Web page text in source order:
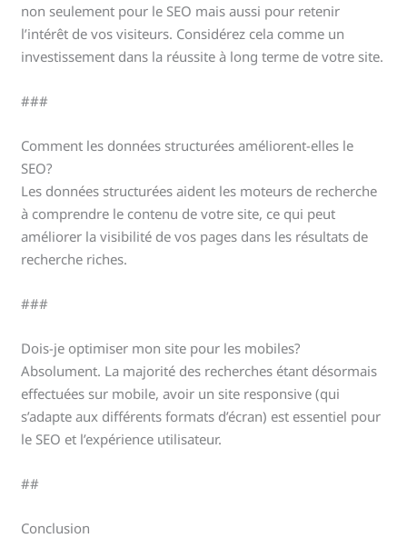
non seulement pour le SEO mais aussi pour retenir
l’intérêt de vos visiteurs. Considérez cela comme un
investissement dans la réussite à long terme de votre site.
###
Comment les données structurées améliorent-elles le
SEO?
Les données structurées aident les moteurs de recherche
à comprendre le contenu de votre site, ce qui peut
améliorer la visibilité de vos pages dans les résultats de
recherche riches.
###
Dois-je optimiser mon site pour les mobiles?
Absolument. La majorité des recherches étant désormais
effectuées sur mobile, avoir un site responsive (qui
s’adapte aux différents formats d’écran) est essentiel pour
le SEO et l’expérience utilisateur.
##
Conclusion